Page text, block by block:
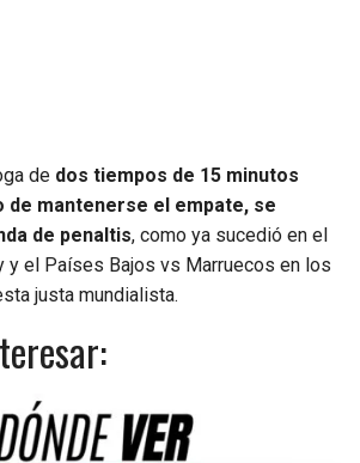
de dos tiempos de 15 minutos
de mantenerse el empate, se
de penaltis, como ya sucedió en el
y el Países Bajos vs Marruecos en los
justa mundialista.